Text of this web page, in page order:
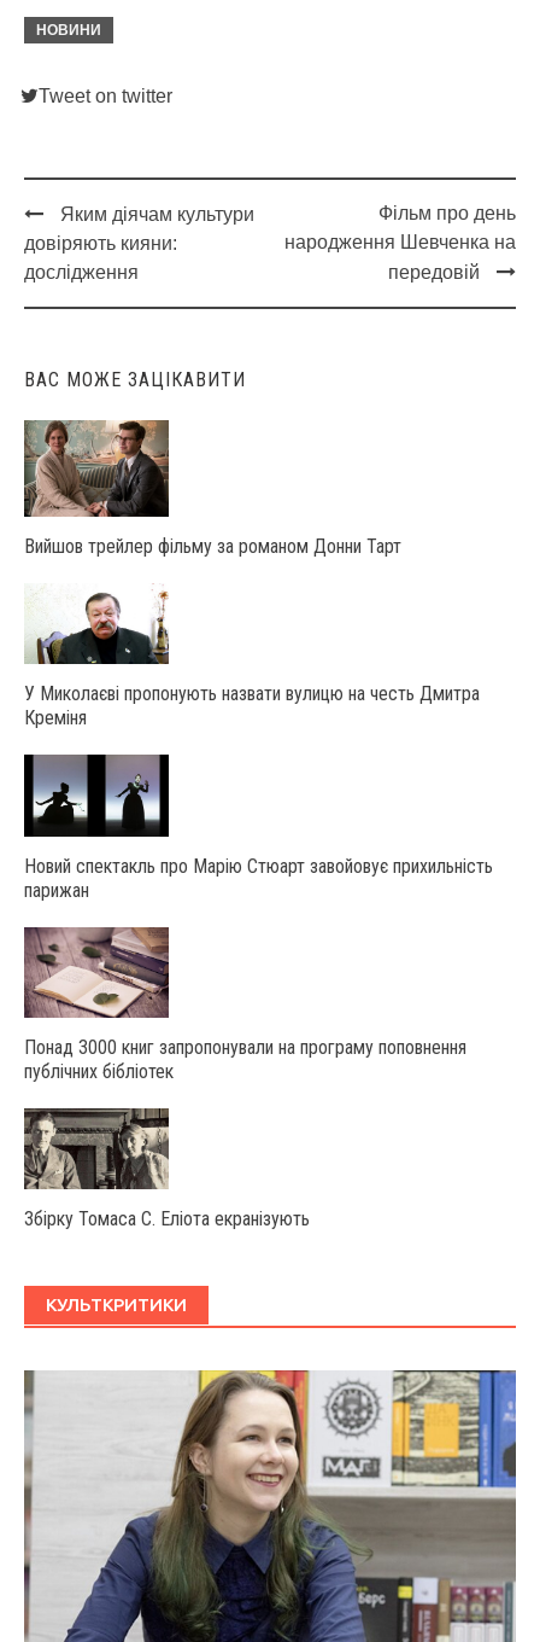
НОВИНИ
Tweet on twitter
Post
navigation
Яким діячам культури
довіряють кияни:
дослідження
Фільм про день
народження Шевченка на
передовій
ВАС МОЖЕ ЗАЦІКАВИТИ
Вийшов трейлер фільму за романом Донни Тарт
У Миколаєві пропонують назвати вулицю на честь Дмитра
Креміня
Новий спектакль про Марію Стюарт завойовує прихильність
парижан
Понад 3000 книг запропонували на програму поповнення
публічних бібліотек
Збірку Томаса С. Еліота екранізують
КУЛЬТКРИТИКИ